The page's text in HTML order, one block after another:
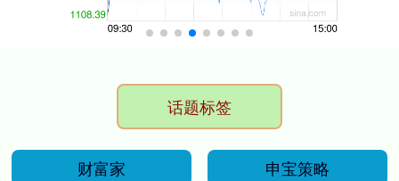
话题标签
财富家
申宝策略